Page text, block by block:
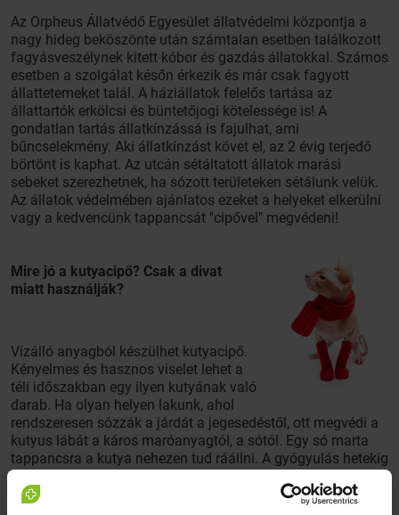
Az Orpheus Állatvédő Egyesület állatvédelmi központja a
nagy hideg beköszönte után számtalan esetben találkozott
fagyásveszélynek kitett kóbor és gazdás állatokkal. Számos
esetben a szolgálat későn érkezik és már csak fagyott
állattetemeket talál. A háziállatok felelős tartása az
állattartók erkölcsi és büntetőjogi kötelessége is! A
gondatlan tartás állatkínzássá is fajulhat, ami
bűncselekmény. Aki állatkínzást követ el, az 2 évig terjedő
börtönt is kaphat. Az utcán sétáltatott állatok marási
sebeket szerezhetnek, ha sózott területeken sétálunk velük.
Az állatok védelmében ajánlatos ezeket a helyeket elkerülni
vagy a kedvencünk tappancsát "cipővel" megvédeni!
Mire jó a kutyacipő? Csak a divat
miatt használják?
Vízálló anyagból készülhet kutyacipő.
Kényelmes és hasznos viselet lehet a
téli időszakban egy ilyen kutyának való
darab. Ha olyan helyen lakunk, ahol
rendszeresen sózzák a járdát a jegesedéstől, ott megvédi a
kutyus lábát a káros maróanyagtól, a sótól. Egy só marta
tappancsra a kutya nehezen tud ráállni. A gyógyulás hetekig
is eltarthat. A marástól véd meg a kutyacipő.